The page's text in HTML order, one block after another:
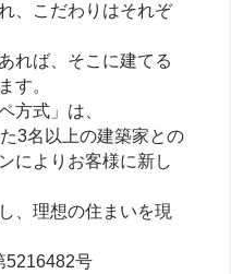
、こだわりはそれぞ
れば、そこに建てる
す。
方式」は、
3名以上の建築家との
によりお客様に新し
、理想の住まいを現
5216482号